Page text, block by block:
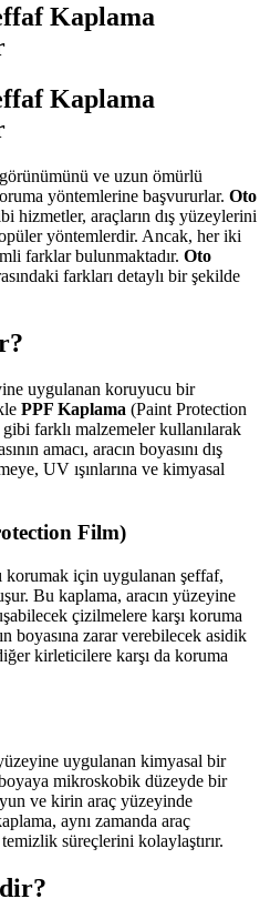
Kaplama
Kaplama
ve uzun ömürlü
yöntemlerine başvururlar. Oto
hizmetler, araçların dış yüzeylerini
yöntemlerdir. Ancak, her iki
farklar bulunmaktadır. Oto
farkları detaylı bir şekilde
uygulanan koruyucu bir
PPF Kaplama (Paint Protection
gibi farklı malzemeler kullanılarak
amacı, aracın boyasını dış
UV ışınlarına ve kimyasal
Film)
korumak için uygulanan şeffaf,
Bu kaplama, aracın yüzeyine
çizilmelere karşı koruma
boyasına zarar verebilecek asidik
kirleticilere karşı da koruma
yüzeyine uygulanan kimyasal bir
mikroskobik düzeyde bir
ve kirin araç yüzeyinde
aynı zamanda araç
süreçlerini kolaylaştırır.